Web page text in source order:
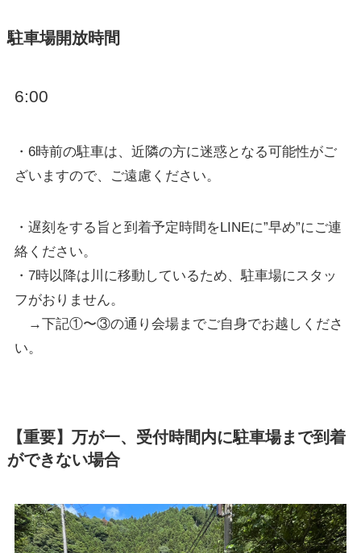
駐車場開放時間
6:00
・6時前の駐車は、近隣の方に迷惑となる可能性がご
ざいますので、ご遠慮ください。
・遅刻をする旨と到着予定時間をLINEに”早め”にご連
絡ください。
・7時以降は川に移動しているため、駐車場にスタッ
フがおりません。
→下記①〜③の通り会場までご自身でお越しくださ
い。
【重要】万が一、受付時間内に駐車場まで到着
ができない場合